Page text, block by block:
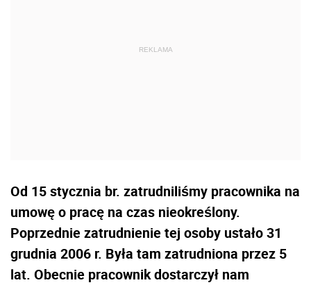
Od 15 stycznia br. zatrudniliśmy pracownika na
umowę o pracę na czas nieokreślony.
Poprzednie zatrudnienie tej osoby ustało 31
grudnia 2006 r. Była tam zatrudniona przez 5
lat. Obecnie pracownik dostarczył nam